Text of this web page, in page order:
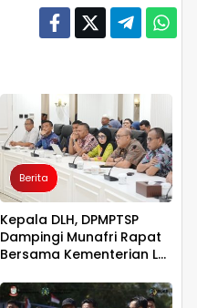
Berita
Kepala DLH, DPMPTSP
Dampingi Munafri Rapat
Bersama Kementerian LH,